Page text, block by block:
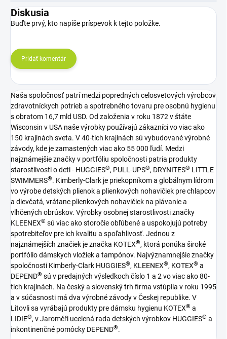
Diskusia
Buďte prvý, kto napíše príspevok k tejto položke.
Pridať komentár
Naša spoločnosť patrí medzi popredných celosvetových výrobcov
zdravotníckych potrieb a spotrebného tovaru pre osobnú hygienu
s obratom 16,7 mld USD. Od založenia v roku 1872 v štáte
Wisconsin v USA naše výrobky používajú zákazníci vo viac ako
150 krajinách sveta. V 40-tich krajinách sú vybudované výrobné
závody, kde je zamastených viac ako 55 000 ľudí. Medzi
najznámejšie značky v portfóliu spoločnosti patria produkty
starostlivosti o deti - HUGGIES®, PULL-UPS®, DRYNITES® LITTLE
SWIMMERS®. Kimberly-Clark je priekopníkom a globálnym lídrom
vo výrobe detských plienok a plienkových nohavičiek pre chlapcov
a dievčatá, vrátane plienkových nohavičiek na plávanie a
vlhčených obrúskov. Výrobky osobnej starostlivosti značky
KLEENEX® sú viac ako storočie obľúbené a uspokojujú potreby
spotrebiteľov pre ich kvalitu a spoľahlivosť. Jednou z
najznámejších značiek je značka KOTEX®, ktorá ponúka široké
portfólio dámskych vložiek a tampónov. Najvýznamnejšie značky
spoločnosti Kimberly-Clark HUGGIES®, KLEENEX®, KOTEX® a
DEPEND® sú v predajných výsledkoch číslo 1 a 2 vo viac ako 80-
tich krajinách. Na český a slovenský trh firma vstúpila v roku 1995
a v súčasnosti má dva výrobné závody v Českej republike. V
Litovli sa vyrábajú produkty pre dámsku hygienu KOTEX® a
LIDIE®, v Jaroměři ucelená rada detských výrobkov HUGGIES® a
inkontinenčné pomôcky DEPEND®.